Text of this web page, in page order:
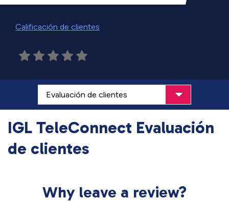
Calificación de clientes
IGL TeleConnect Evaluación
de clientes
Why leave a review?